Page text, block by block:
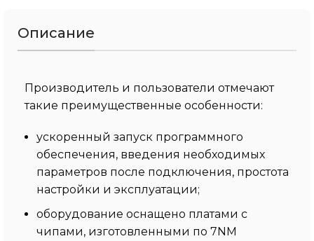
Описание
Производитель и пользователи отмечают
такие преимущественные особенности:
ускоренный запуск программного
обеспечения, введения необходимых
параметров после подключения, простота
настройки и эксплуатации;
оборудование оснащено платами с
чипами, изготовленными по 7NM